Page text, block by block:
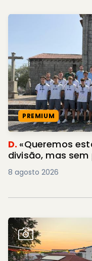
PREMIUM
D. «Queremos
divisão, mas
8 agosto 2026